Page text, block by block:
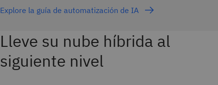
Explore la guía de automatización de IA
Lleve su nube híbrida al
siguiente nivel